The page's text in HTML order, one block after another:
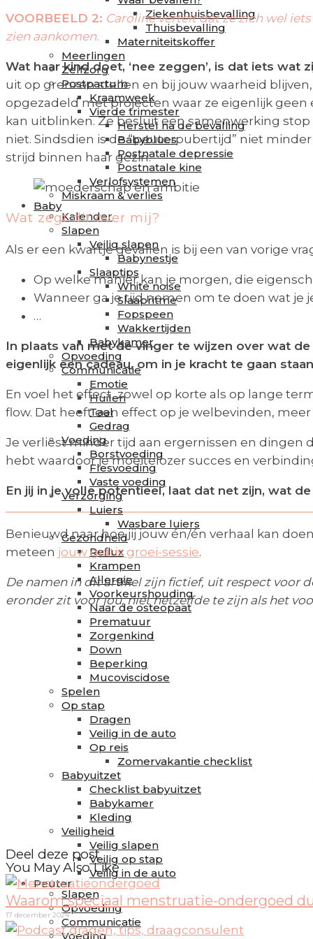
Ziekenhuisbevalling
Thuisbevalling
Materniteitskoffer
Meerlingen
Zelfzorg
Postpartum
Kraamweek
Vierde trimester
Herstel na de bevalling
Babyblues
Postnatale depressie
Postnatale kine
Verlofsystemen
Miskraam & verlies
Baby
Kalender
Slapen
Veilig slapen
Babynestje
Slaaptips
White noise
Slaapritme
Fopspeen
Wakkertijden
Babykamer
Opvoeding
Communicatie
Emotie
Huilen
Taal
Gedrag
Voeding
Borstvoeding
Flesvoeding
Vaste voeding
Verzorging
Luiers
Wasbare luiers
Gezondheid
Reflux
Krampen
Allergie
Voorkeurshouding
Naar de osteopaat
Prematuur
Zorgenkind
Down
Beperking
Mucoviscidose
Spelen
Op stap
Dragen
Veilig in de auto
Op reis
Zomervakantie checklist
Babyuitzet
Checklist babyuitzet
Babykamer
Kleding
Veiligheid
Veilig slapen
Veilig op stap
Veilig in de auto
Peuter
Slapen
Opvoeding
Communicatie
Voeding
VOORBEELD 2: Caroline vertelt dat ze zich wel
zien aankomen.
Wat haar kind doet, ‘nee zeggen’, is dat iets
uit op grenzen stellen en bij jouw waarheid
opgezadeld met projecten waar ze eigenlijk geen
kan uitblinken. Ze besluit een samenwerking
niet. Sindsdien is de “peuterpubertijd” niet
strijd binnen haar gezin.
Wat zegt dit over mij?
Als er een kwartje gevallen is bij een van vorige
Op welke manier kan je morgen, die
Wanneer ga je tijd nemen om te doen wat je
…
In plaats van met de vinger te wijzen over wat
eigenlijk een cadeau, om in je kracht te gaan
En voel het effect, zowel op korte als op lange
flow. Dat heeft een effect op je welbevinden,
Je verliest minder tijd aan ergernissen en dingen
hebt waardoor je moeitelozer succes en
En jij in je volle potentieel, laat dat net zijn, wat
Benieuwd naar hoe jij jouw én/én verhaal kan
meteen jouw gratis groei-sessie.
De namen in dit artikel zijn fictief, uit respect voor
eronder zit voor jou, niet hetzelfde te zijn als het
Deel deze post
You May Also Like
Waarom speciaal menstruatie-ondergoed
17 december 2024